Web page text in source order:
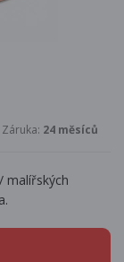
Záruka: 24 měsíců
malířských